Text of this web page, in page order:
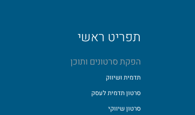
תפריט ראשי
הפקת סרטונים ותוכן
תדמית ושיווק
סרטון תדמית לעסק
סרטון שיווקי